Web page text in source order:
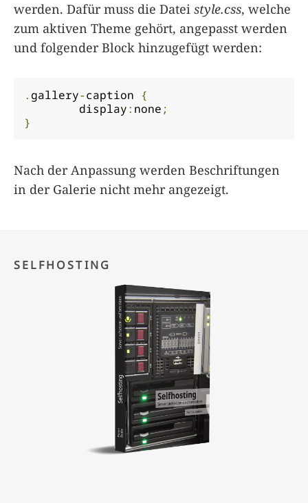
werden. Dafür muss die Datei style.css, welche
zum aktiven Theme gehört, angepasst werden
und folgender Block hinzugefügt werden:
. gallery-caption {
	display
: none ;
}
Nach der Anpassung werden Beschriftungen
in der Galerie nicht mehr angezeigt.
SELFHOSTING